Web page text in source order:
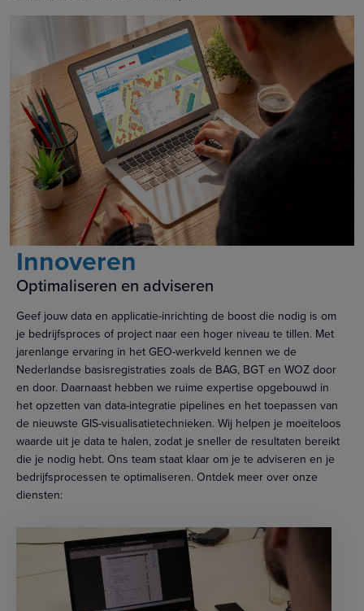
Innoveren
Optimaliseren en adviseren
Geef jouw data en applicatie-inrichting de boost die nodig is om
je bedrijfsproces of project naar een hoger niveau te tillen. Met
jarenlange ervaring in het GEO-werkveld kennen we de
Nederlandse basisregistraties zoals de BAG, BGT en WOZ door
en door. Daarnaast hebben we ruime expertise opgebouwd in
het opzetten van data-integratie pipelines en het toepassen van
de nieuwste GIS-visualisatietechnieken. Wij helpen je moeiteloos
waarde uit je data te halen, zodat je sneller de resultaten bereikt
die je nodig hebt. Ons team staat klaar om je te adviseren en je
bedrijfsprocessen te optimaliseren. Ontdek meer over onze
diensten: